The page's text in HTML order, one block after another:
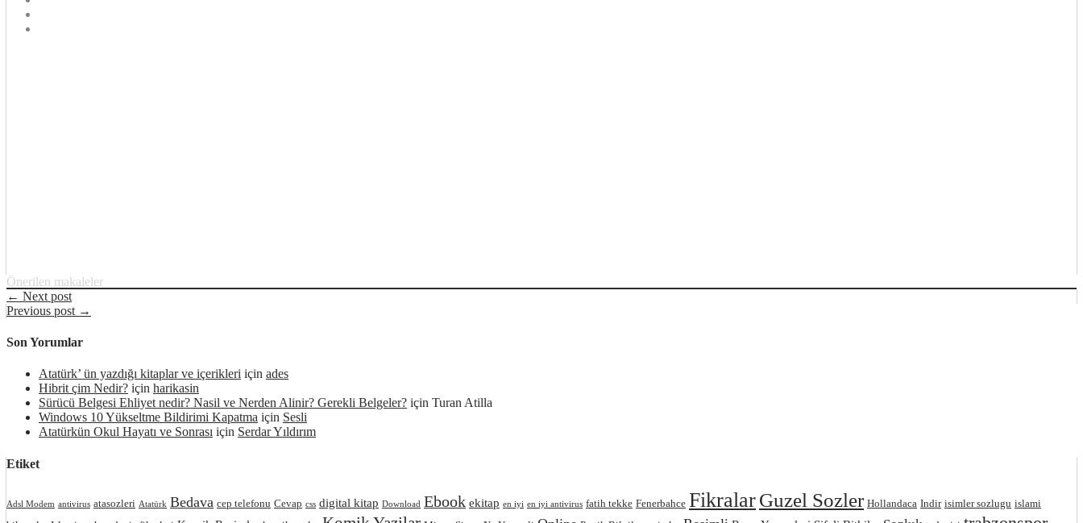
Önerilen makaleler
← Next post
Previous post →
Son Yorumlar
Atatürk’ ün yazdığı kitaplar ve içerikleri için ades
Hibrit çim Nedir? için harikasin
Sürücü Belgesi Ehliyet nedir? Nasil ve Nerden Alinir? Gerekli Belgeler? için Turan Atilla
Windows 10 Yükseltme Bildirimi Kapatma için Sesli
Atatürkün Okul Hayatı ve Sonrası için Serdar Yıldırım
Etiket
Adsl Modem antivirus atasozleri Atatürk Bedava cep telefonu Cevap css digital kitap Download Ebook ekitap en iyi en iyi antivirus fatih tekke Fenerbahce FikralarGuzel Sozler Hollandaca Indir isimler sozlugu islami